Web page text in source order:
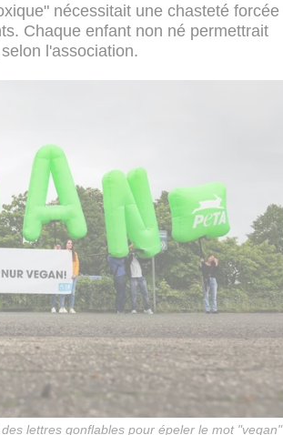
nécessitait une chasteté forcée
Chaque enfant non né permettrait
l'association.
lettres gonflables pour épeler le mot "vegan"